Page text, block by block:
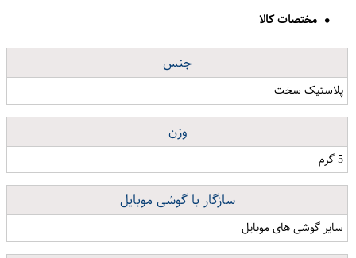
مختصات کالا
جنس
پلاستیک سخت
وزن
5 گرم
سازگار با گوشی موبایل
سایر گوشی های موبایل